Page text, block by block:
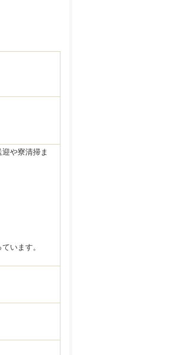
や寮清掃ま
います。